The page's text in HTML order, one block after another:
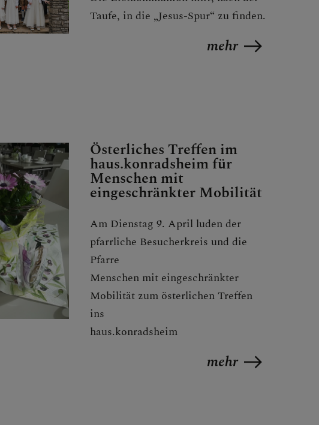
Taufe, in die „Jesus-Spur“ zu finden.
mehr
Österliches Treffen im
haus.konradsheim für
Menschen mit
eingeschränkter Mobilität
Am Dienstag 9. April luden der
pfarrliche Besucherkreis und die
Pfarre
Menschen mit eingeschränkter
Mobilität zum österlichen Treffen
ins
haus.konradsheim
mehr